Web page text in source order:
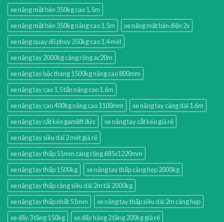
xe nâng mặt bàn 350kg cao 1.5m
xe nâng mặt bàn 350kg nâng cao 1.5m
xe nâng mặt bàn điện 2x
xe nâng quay đổ phuy 350kg cao 1.4 mét
xe nâng tay 2000kg càng rộng ac20m
xe nâng tay bậc thang 1500kg nâng cao 800mm
xe nâng tay cao 1.5 tấn nâng cao 1.6m
xe nâng tay cao 400kg nâng cao 1100mm
xe nâng tay càng dài 1.6m
xe nâng tay cắt kéo gamlift đức
xe nâng tay cắt kéo giá rẻ
xe nâng tay siêu dài 2 mét giá rẻ
xe nâng tay thấp 51mm càng rộng 685x1220mm
xe nâng tay thấp 1500kg
xe nâng tay thấp càng hẹp 2000kg
xe nâng tay thấp càng siêu dài 2m tải 2000kg
xe nâng tay thấp nhất 51mm
xe nâng tay thấp siêu dài 2m càng hẹp
xe đẩy 3 tầng 150kg
xe đẩy hàng 2 tầng 200kg giá rẻ